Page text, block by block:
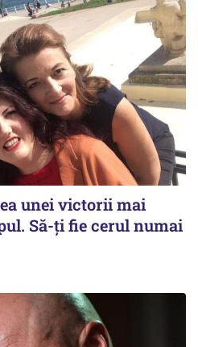
unei victorii mai
Să-ți fie cerul numai